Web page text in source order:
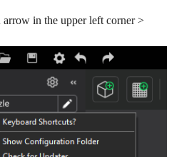
in the upper left corner >